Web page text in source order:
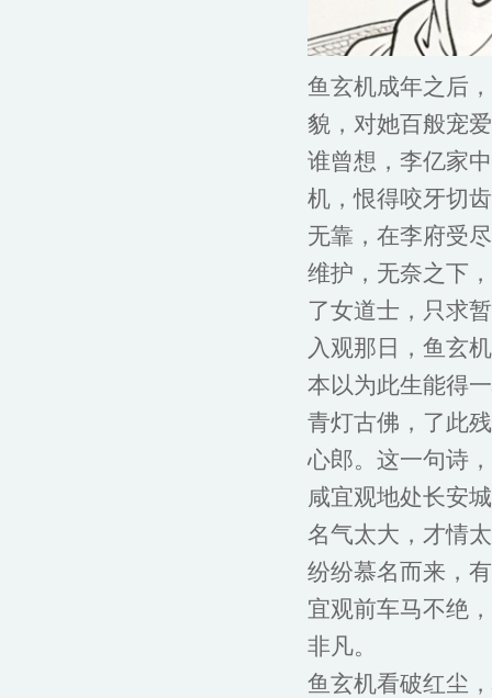
鱼玄机成年之后
貌，对她百般宠
谁曾想，李亿家
机，恨得咬牙切
无靠，在李府受
维护，无奈之下
了女道士，只求
入观那日，鱼玄
本以为此生能得
青灯古佛，了此
心郎。这一句诗
咸宜观地处长安
名气太大，才情
纷纷慕名而来，
宜观前车马不绝
非凡。
鱼玄机看破红尘